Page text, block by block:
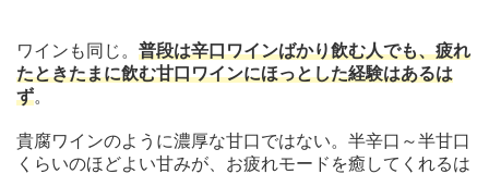
ワインも同じ。 普段は辛口ワインばかり飲む人でも、疲れ
たときたまに飲む甘口ワインにほっとした経験はあるは
ず。
貴腐ワインのように濃厚な甘口ではない。半辛口～半甘口
くらいのほどよい甘みが、お疲れモードを癒してくれるは